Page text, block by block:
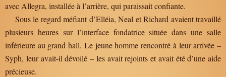
avec Allegra, installée à l’arrière, qui paraissait confiante.
Sous le regard méfiant d’Elléia, Neal et Richard avaient travaillé
plusieurs heures sur l’interface fondatrice située dans une salle
inférieure au grand hall. Le jeune homme rencontré à leur arrivée –
Syph, leur avait-il dévoilé – les avait rejoints et avait été d’une aide
précieuse.